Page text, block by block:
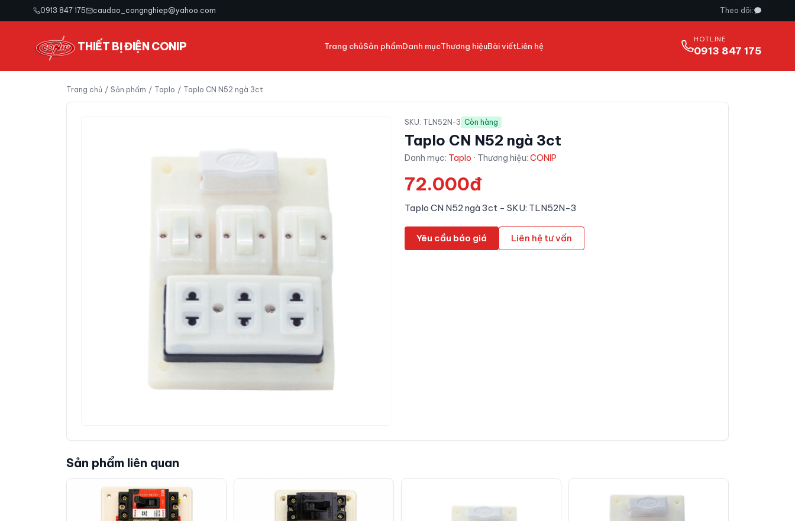
0913 847 175 caudao_congnghiep@yahoo.com Theo dõi:
THIẾT BỊ ĐIỆN CONIP Trang chủSản phẩmDanh mụcThương hiệuBài viếtLiên hệ
HOTLINE
0913 847 175
Trang chủ / Sản phẩm / Taplo / Taplo CN N52 ngà 3ct
SKU: TLN52N-3 Còn hàng
Taplo CN N52 ngà 3ct
Danh mục: Taplo · Thương hiệu: CONIP
72.000đ
Taplo CN N52 ngà 3ct - SKU: TLN52N-3
Yêu cầu báo giá Liên hệ tư vấn
Sản phẩm liên quan